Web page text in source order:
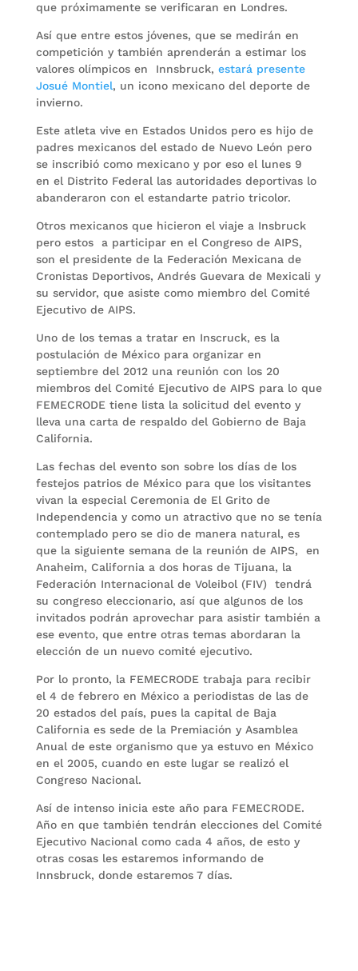
que próximamente se verificaran en Londres.
Así que entre estos jóvenes, que se medirán en
competición y también aprenderán a estimar los
valores olímpicos en Innsbruck, estará presente
Josué Montiel, un icono mexicano del deporte de
invierno.
Este atleta vive en Estados Unidos pero es hijo de
padres mexicanos del estado de Nuevo León pero
se inscribió como mexicano y por eso el lunes 9
en el Distrito Federal las autoridades deportivas lo
abanderaron con el estandarte patrio tricolor.
Otros mexicanos que hicieron el viaje a Insbruck
pero estos a participar en el Congreso de AIPS,
son el presidente de la Federación Mexicana de
Cronistas Deportivos, Andrés Guevara de Mexicali y
su servidor, que asiste como miembro del Comité
Ejecutivo de AIPS.
Uno de los temas a tratar en Inscruck, es la
postulación de México para organizar en
septiembre del 2012 una reunión con los 20
miembros del Comité Ejecutivo de AIPS para lo que
FEMECRODE tiene lista la solicitud del evento y
lleva una carta de respaldo del Gobierno de Baja
California.
Las fechas del evento son sobre los días de los
festejos patrios de México para que los visitantes
vivan la especial Ceremonia de El Grito de
Independencia y como un atractivo que no se tenía
contemplado pero se dio de manera natural, es
que la siguiente semana de la reunión de AIPS, en
Anaheim, California a dos horas de Tijuana, la
Federación Internacional de Voleibol (FIV) tendrá
su congreso eleccionario, así que algunos de los
invitados podrán aprovechar para asistir también a
ese evento, que entre otras temas abordaran la
elección de un nuevo comité ejecutivo.
Por lo pronto, la FEMECRODE trabaja para recibir
el 4 de febrero en México a periodistas de las de
20 estados del país, pues la capital de Baja
California es sede de la Premiación y Asamblea
Anual de este organismo que ya estuvo en México
en el 2005, cuando en este lugar se realizó el
Congreso Nacional.
Así de intenso inicia este año para FEMECRODE.
Año en que también tendrán elecciones del Comité
Ejecutivo Nacional como cada 4 años, de esto y
otras cosas les estaremos informando de
Innsbruck, donde estaremos 7 días.